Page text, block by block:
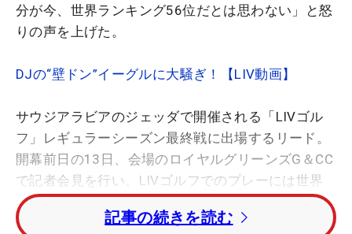
分が今、世界ランキング56位だとは思わない」と怒
りの声を上げた。
DJの“壁ドン”イーグルに大騒ぎ！【LIV動画】
サウジアラビアのジェッダで開催される「LIVゴル
フ」レギュラーシーズン最終戦に出場するリード。
開幕前日の13日、会場のロイヤルグリーンズG＆CC
で記者会見を行い、LIVゴルフでのプレーには世界
ランキングポイントが付与されないことに反発し
た。
記事の続きを読む